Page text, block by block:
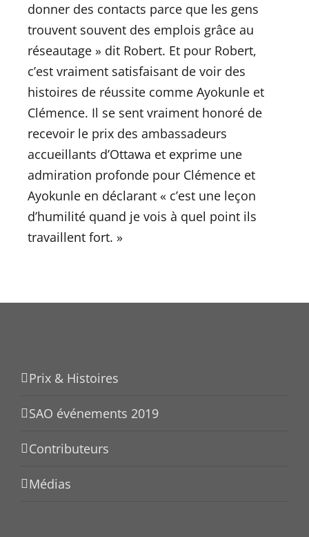
donner des contacts parce que les gens
trouvent souvent des emplois grâce au
réseautage » dit Robert. Et pour Robert,
c’est vraiment satisfaisant de voir des
histoires de réussite comme Ayokunle et
Clémence. Il se sent vraiment honoré de
recevoir le prix des ambassadeurs
accueillants d’Ottawa et exprime une
admiration profonde pour Clémence et
Ayokunle en déclarant « c’est une leçon
d’humilité quand je vois à quel point ils
travaillent fort. »
Prix & Histoires
SAO événements 2019
Contributeurs
Médias